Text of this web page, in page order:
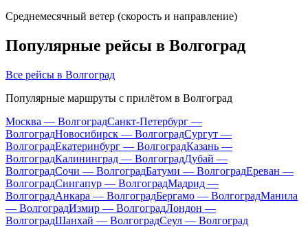
Среднемесячный ветер (скорость и направление)
Популярные рейсы в Волгоград
Все рейсы в Волгоград
Популярные маршруты с прилётом в Волгоград
Москва — ВолгоградСанкт-Петербург —
ВолгоградНовосибирск — ВолгоградСургут —
ВолгоградЕкатеринбург — ВолгоградКазань —
ВолгоградКалининград — ВолгоградДубай —
ВолгоградСочи — ВолгоградБатуми — ВолгоградЕреван —
ВолгоградСингапур — ВолгоградМадрид —
ВолгоградАнкара — ВолгоградБергамо — ВолгоградМанила
— ВолгоградИзмир — ВолгоградЛондон —
ВолгоградШанхай — ВолгоградСеул — Волгоград